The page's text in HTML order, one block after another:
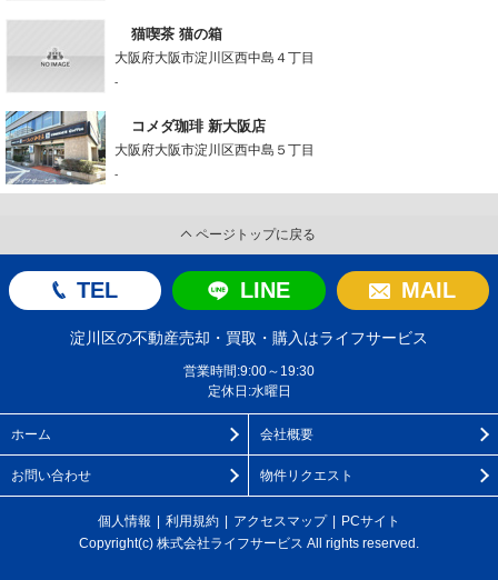
猫喫茶 猫の箱
大阪府大阪市淀川区西中島４丁目
-
コメダ珈琲 新大阪店
大阪府大阪市淀川区西中島５丁目
-
ページトップに戻る
TEL LINE MAIL
淀川区の不動産売却・買取・購入はライフサービス
営業時間:9:00～19:30
定休日:水曜日
ホーム 会社概要
お問い合わせ 物件リクエスト
個人情報 利用規約 アクセスマップ
PCサイト
Copyright(c) 株式会社ライフサービス All rights reserved.